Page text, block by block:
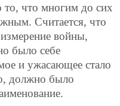
что многим до сих
Считается, что
войны,
было себе
и ужасающее стало
должно было